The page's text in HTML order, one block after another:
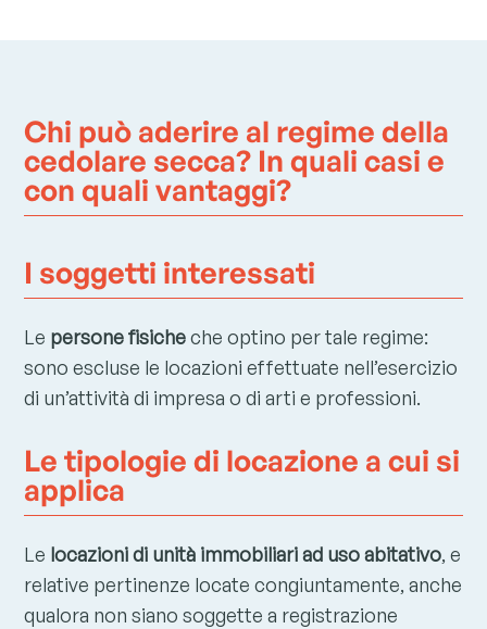
Chi può aderire al regime della
cedolare secca? In quali casi e
con quali vantaggi?
I soggetti interessati
Le persone fisicheche optino per tale regime:
sono escluse le locazioni effettuate nell’esercizio
di un’attività di impresa o di arti e professioni.
Le tipologie di locazione a cui si
applica
Le locazioni di unità immobiliari ad uso abitativo, e
relative pertinenze locate congiuntamente, anche
qualora non siano soggette a registrazione